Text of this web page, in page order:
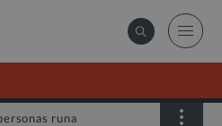
runa